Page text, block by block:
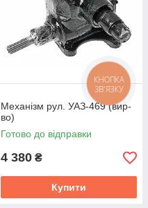
Механізм рул. УАЗ-469 (вир-
во)
Готово до відправки
4 380 ₴
Купити
КНОПКА
ЗВ'ЯЗКУ